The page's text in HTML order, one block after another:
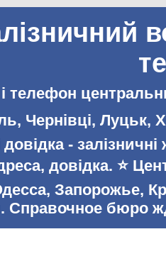
телефон
Чернівці,
довідка -
довідка. ⭐️
Запорожье,
бюро